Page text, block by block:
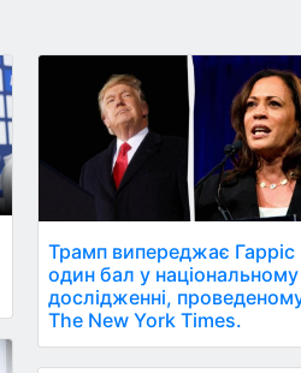
Трамп випереджає Гарріс
один бал у національному
дослідженні,
The New York Times.